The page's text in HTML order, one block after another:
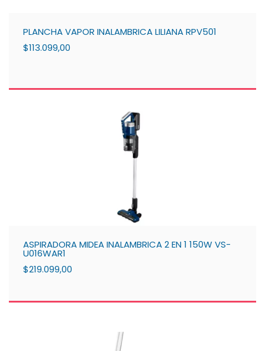
PLANCHA VAPOR INALAMBRICA LILIANA RPV501
$113.099,00
ASPIRADORA MIDEA INALAMBRICA 2 EN 1 150W VS-
U016WAR1
$219.099,00